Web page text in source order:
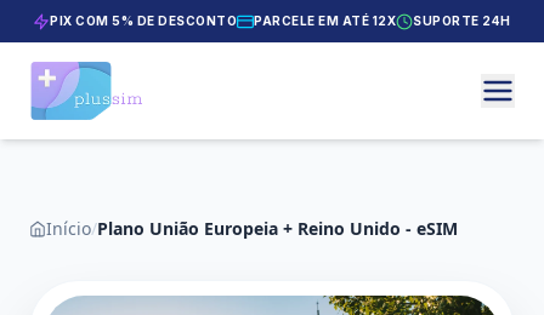
PIX COM 5% DE DESCONTO PARCELE EM ATÉ 12X SUPORTE 24H
Início/Plano União Europeia + Reino Unido - eSIM